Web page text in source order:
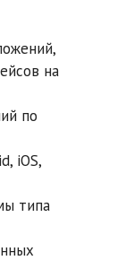
на
по
iOS,
типа